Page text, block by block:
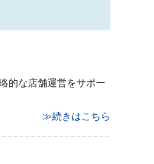
的な店舗運営をサポー
≫続きはこちら